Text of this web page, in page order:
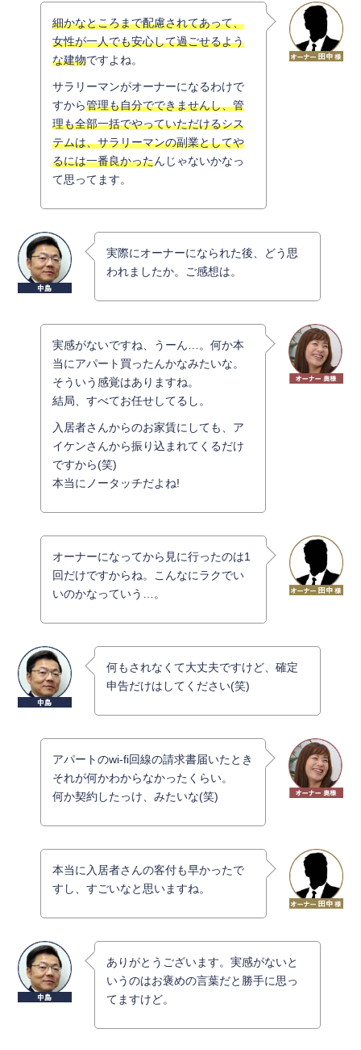
細かなところまで配慮されてあって、
女性が一人でも安心して過ごせるよう
な建物ですよね。
サラリーマンがオーナーになるわけで
すから管理も自分でできませんし、管
理も全部一括でやっていただけるシス
テムは、サラリーマンの副業としてや
るには一番良かったんじゃないかなっ
て思ってます。
実際にオーナーになられた後、どう思
われましたか。ご感想は。
実感がないですね、うーん…。何か本
当にアパート買ったんかなみたいな。
そういう感覚はありますね。
結局、すべてお任せしてるし。
入居者さんからのお家賃にしても、ア
イケンさんから振り込まれてくるだけ
ですから(笑)
本当にノータッチだよね!
オーナーになってから見に行ったのは1
回だけですからね。こんなにラクでい
いのかなっていう…。
何もされなくて大丈夫ですけど、確定
申告だけはしてください(笑)
アパートのwi-fi回線の請求書届いたとき
それが何かわからなかったくらい。
何か契約したっけ、みたいな(笑)
本当に入居者さんの客付も早かったで
すし、すごいなと思いますね。
ありがとうございます。実感がないと
いうのはお褒めの言葉だと勝手に思っ
てますけど。